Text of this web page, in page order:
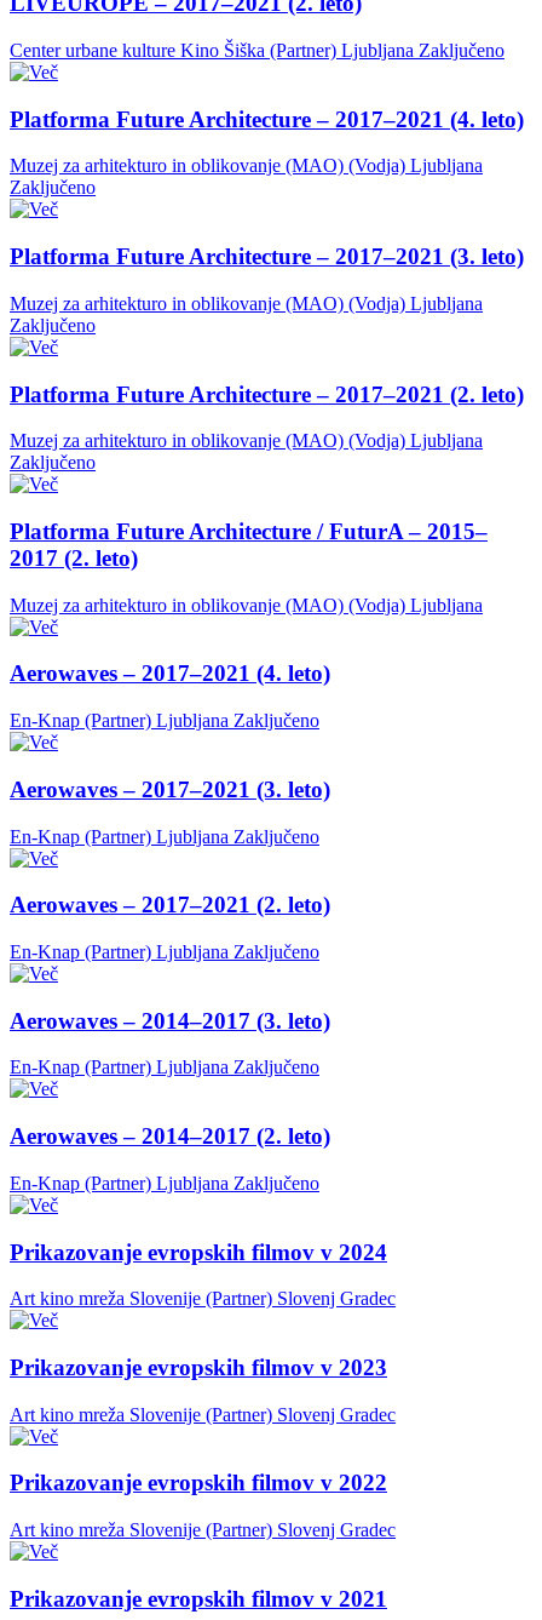
Center urbane kulture Kino Šiška (Partner) Ljubljana Zaključeno
Platforma Future Architecture – 2017–2021 (4. leto)
Muzej za arhitekturo in oblikovanje (MAO) (Vodja) Ljubljana
Zaključeno
Platforma Future Architecture – 2017–2021 (3. leto)
Muzej za arhitekturo in oblikovanje (MAO) (Vodja) Ljubljana
Zaključeno
Platforma Future Architecture – 2017–2021 (2. leto)
Muzej za arhitekturo in oblikovanje (MAO) (Vodja) Ljubljana
Zaključeno
Platforma Future Architecture / FuturA – 2015–
2017 (2. leto)
Muzej za arhitekturo in oblikovanje (MAO) (Vodja) Ljubljana
Aerowaves – 2017–2021 (4. leto)
En-Knap (Partner) Ljubljana Zaključeno
Aerowaves – 2017–2021 (3. leto)
En-Knap (Partner) Ljubljana Zaključeno
Aerowaves – 2017–2021 (2. leto)
En-Knap (Partner) Ljubljana Zaključeno
Aerowaves – 2014–2017 (3. leto)
En-Knap (Partner) Ljubljana Zaključeno
Aerowaves – 2014–2017 (2. leto)
En-Knap (Partner) Ljubljana Zaključeno
Prikazovanje evropskih filmov v 2024
Art kino mreža Slovenije (Partner) Slovenj Gradec
Prikazovanje evropskih filmov v 2023
Art kino mreža Slovenije (Partner) Slovenj Gradec
Prikazovanje evropskih filmov v 2022
Art kino mreža Slovenije (Partner) Slovenj Gradec
Prikazovanje evropskih filmov v 2021